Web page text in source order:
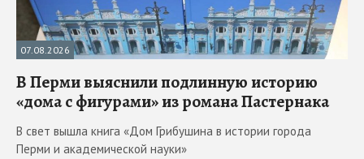
07.08.2026
В Перми выяснили подлинную историю
«дома с фигурами» из романа Пастернака
В свет вышла книга «Дом Грибушина в истории города
Перми и академической науки»